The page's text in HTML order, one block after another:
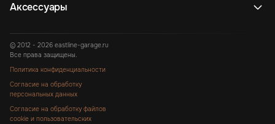
Аксессуары
© 2012 - 2026 eastline-garage.ru
Все права защищены.
Политика конфиденциальности
Согласие на обработку
персональных данных
Согласие на обработку файлов
cookie и пользовательских